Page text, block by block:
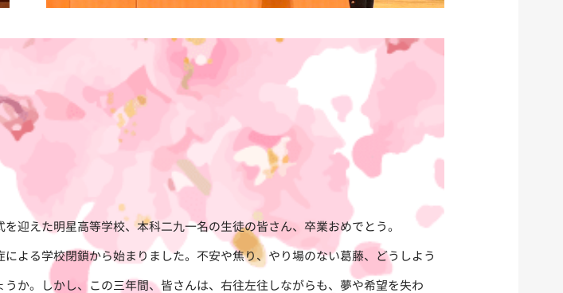
えた明星高等学校、本科二九一名の生徒の皆さん、卒業おめでとう。
よる学校閉鎖から始まりました。不安や焦り、やり場のない葛藤、どうしよう
か。しかし、この三年間、皆さんは、右往左往しながらも、夢や希望を失わ